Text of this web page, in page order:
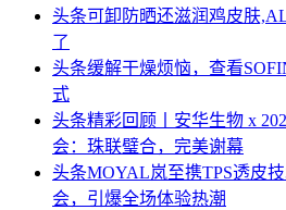
头条可卸防晒还滋润鸡皮肤
了
头条缓解干燥烦恼，查看
式
头条精彩回顾丨安华生物 x
会：珠联璧合，完美谢幕
头条MOYAL岚至携TPS透皮
会，引爆全场体验热潮